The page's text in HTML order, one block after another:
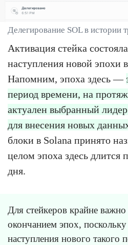
Делегирование SOL в истории
Активация стейка
наступления новой эпохи
Напомним, эпоха здесь —
период времени, на
актуален выбранный
для внесения новых
блоки в Solana принято
целом эпоха здесь длится
дня.
Для стейкеров крайне важно
окончанием эпох,
наступления нового такого